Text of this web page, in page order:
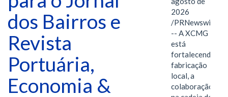
dos Bairros e
Revista
Portuária,
Economia &
2026
/PRNewswire/
-- A XCMG
está
fortalecendo a
fabricação
local, a
colaboração